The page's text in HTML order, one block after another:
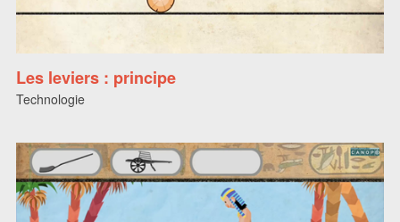
Les leviers : principe
Technologie